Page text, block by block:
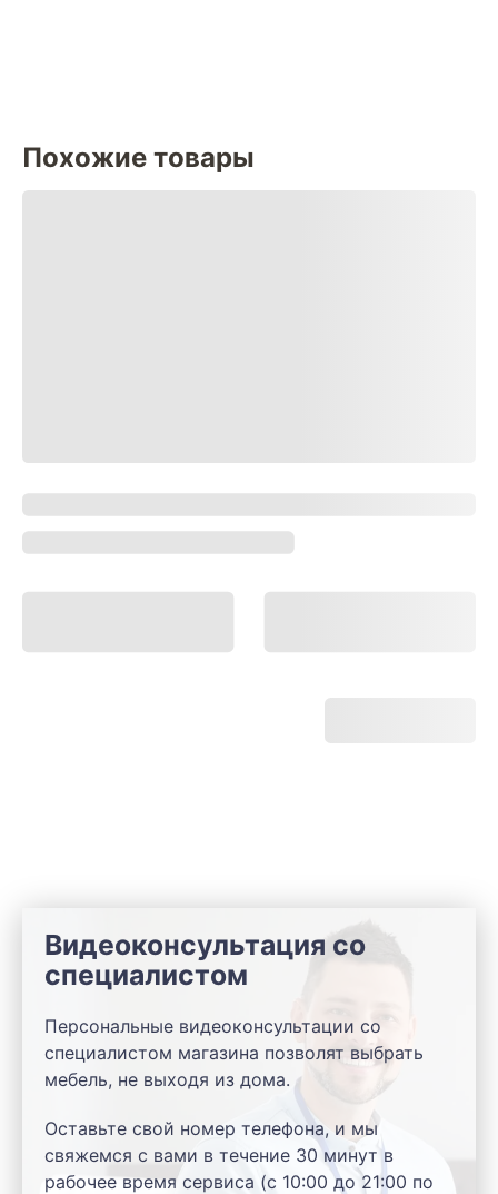
Похожие товары
Видеоконсультация со
специалистом
Персональные видеоконсультации со
специалистом магазина позволят выбрать
мебель, не выходя из дома.
Оставьте свой номер телефона, и мы
свяжемся с вами в течение 30 минут в
рабочее время сервиса (с 10:00 до 21:00 по